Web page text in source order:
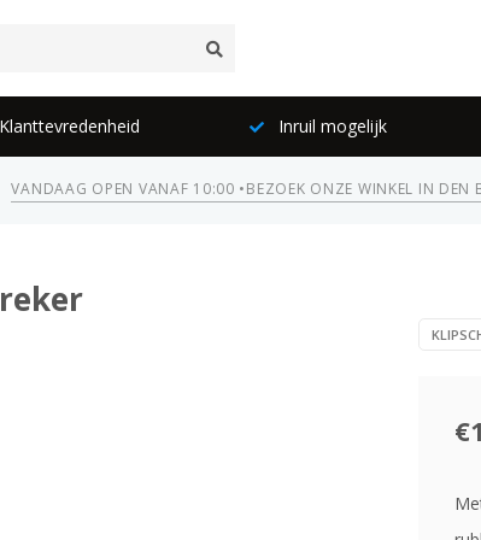
Inruil mogelijk
VANDAAG OPEN VANAF 10:00 •BEZOEK ONZE WINKEL IN DEN